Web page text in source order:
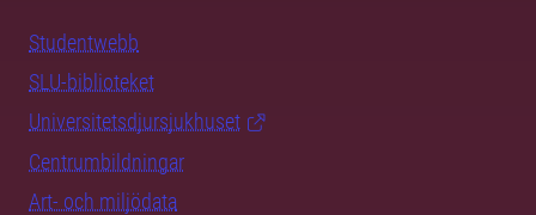
Studentwebb
SLU-biblioteket
Universitetsdjursjukhuset
Centrumbildningar
Art- och miljödata